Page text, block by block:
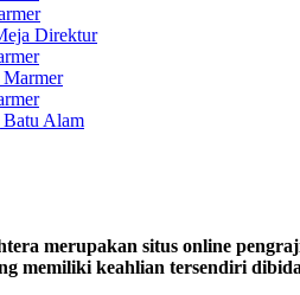
Direktur
Marmer
Alam
merupakan situs online
memiliki keahlian tersendiri